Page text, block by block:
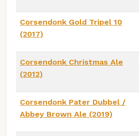
Corsendonk Gold Tripel 10
(2017)
Corsendonk Christmas Ale
(2012)
Corsendonk Pater Dubbel /
Abbey Brown Ale (2019)